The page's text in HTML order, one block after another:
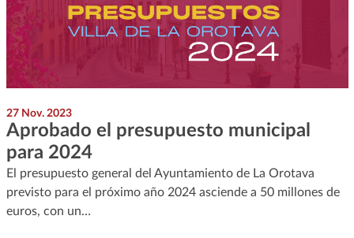
27 Nov. 2023
Aprobado el presupuesto municipal
para 2024
El presupuesto general del Ayuntamiento de La Orotava
previsto para el próximo año 2024 asciende a 50 millones de
euros, con un…